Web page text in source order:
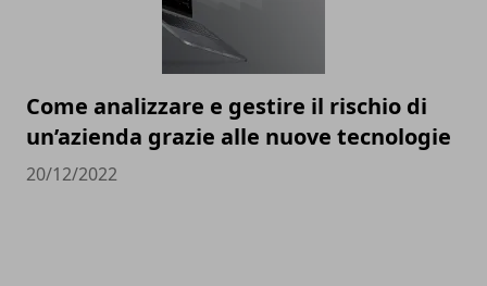
Come analizzare e gestire il rischio di
un’azienda grazie alle nuove tecnologie
20/12/2022